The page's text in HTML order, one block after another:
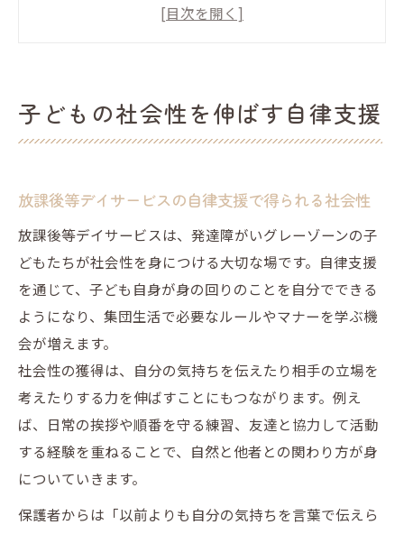
自律支援がグレーゾーン児童に与える影響
社会性を育てる活動と放課後等デイサービ
放課後等デイサービスの生活スキルを伸ばす支
援
放課後等デイサービスの支援内容
サービス内容の違いと選ぶ際の注意点
支援内容がもたらす日常生活への効果
放課後等デイサービスの療育支援
安心できる支援内容の見極めポイント
日常生活を豊かにする実践的なサポート方法
放課後等デイサービスの生活サポート事例
実践的な支援内容で自律をサポートする方
法
子どもの社会性を伸ばす自律支援
放課後等デイサービスの自律支援で得られる社会性
放課後等デイサービスは、発達障がいグレーゾーンの子
どもたちが社会性を身につける大切な場です。自律支援
を通じて、子ども自身が身の回りのことを自分でできる
ようになり、集団生活で必要なルールやマナーを学ぶ機
会が増えます。
社会性の獲得は、自分の気持ちを伝えたり相手の立場を
考えたりする力を伸ばすことにもつながります。例え
ば、日常の挨拶や順番を守る練習、友達と協力して活動
する経験を重ねることで、自然と他者との関わり方が身
についていきます。
保護者からは「以前よりも自分の気持ちを言葉で伝えら